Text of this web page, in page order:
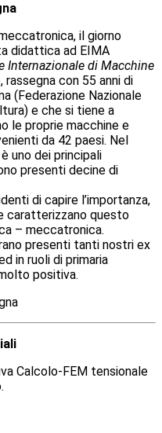
il giorno
didattica ad EIMA
Internazionale di Macchine
, rassegna con 55 anni di
(Federazione Nazionale
e che si tiene a
le proprie macchine e
da 42 paesi. Nel
uno dei principali
presenti decine di
di capire l’importanza,
caratterizzano questo
– meccatronica.
presenti tanti nostri ex
in ruoli di primaria
positiva.
Calcolo-FEM tensionale